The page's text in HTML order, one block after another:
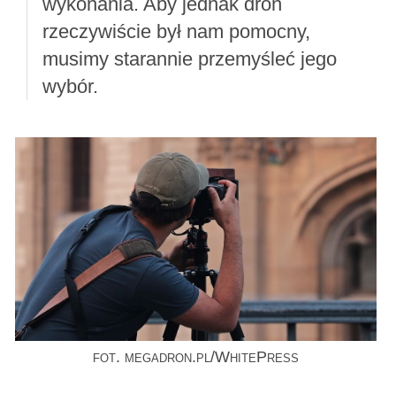
rzeczywiście był nam pomocny,
musimy starannie przemyśleć jego
wybór.
fot. megadron.pl/WhitePress